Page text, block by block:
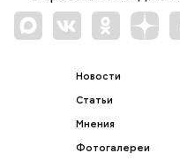
Новости
Статьи
Мнения
Фотогалереи